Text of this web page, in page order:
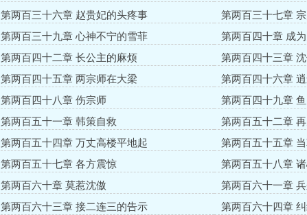
第两百三十六章 赵贵妃的头疼事
第两百三十七章
第两百三十九章 心神不宁的雪菲
第两百四十章 成
第两百四十二章 长公主的麻烦
第两百四十三章
第两百四十五章 两宗师在大梁
第两百四十六章
第两百四十八章 伤宗师
第两百四十九章
第两百五十一章 韩策自救
第两百五十二章
第两百五十四章 万丈高楼平地起
第两百五十五章
第两百五十七章 各方震惊
第两百五十八章
第两百六十章 莫惹沈傲
第两百六十一章
第两百六十三章 接二连三的告示 第两百六十四章